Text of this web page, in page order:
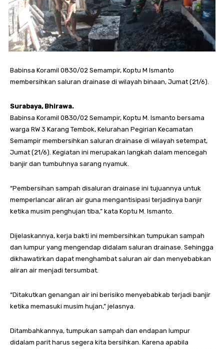
Babinsa Koramil 0830/02 Semampir, Koptu M Ismanto
membersihkan saluran drainase di wilayah binaan, Jumat (21/6).
Surabaya, Bhirawa.
Babinsa Koramil 0830/02 Semampir, Koptu M. Ismanto bersama
warga RW 3 Karang Tembok, Kelurahan Pegirian Kecamatan
Semampir membersihkan saluran drainase di wilayah setempat,
Jumat (21/6). Kegiatan ini merupakan langkah dalam mencegah
banjir dan tumbuhnya sarang nyamuk.
“Pembersihan sampah disaluran drainase ini tujuannya untuk
memperlancar aliran air guna mengantisipasi terjadinya banjir
ketika musim penghujan tiba,” kata Koptu M. Ismanto.
Dijelaskannya, kerja bakti ini membersihkan tumpukan sampah
dan lumpur yang mengendap didalam saluran drainase. Sehingga
dikhawatirkan dapat menghambat saluran air dan menyebabkan
aliran air menjadi tersumbat.
“Ditakutkan genangan air ini berisiko menyebabkab terjadi banjir
ketika memasuki musim hujan,” jelasnya.
Ditambahkannya, tumpukan sampah dan endapan lumpur
didalam parit harus segera kita bersihkan. Karena apabila